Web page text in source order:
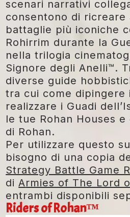
scenari narrativi
consentono di ricreare
battaglie più iconiche
Rohirrim durante la
nella trilogia
Signore degli Anelli™.
diverse guide
tra cui come dipingere
realizzare i Guadi
le tue Rohan Houses
di Rohan.
Per utilizzare questo
bisogno di una copia
Strategy Battle Game
diArmies of The Lord
entrambi disponibili
Riders of Rohan™